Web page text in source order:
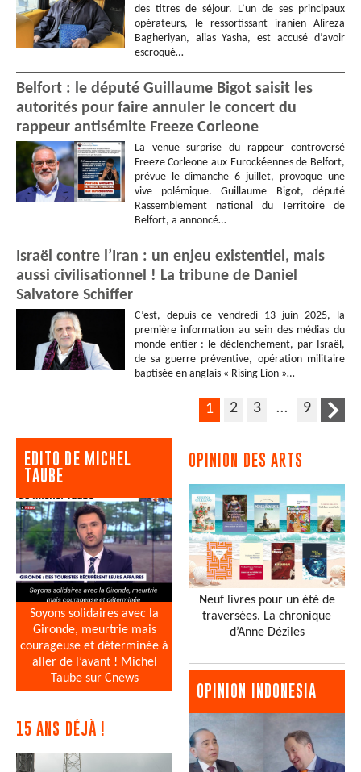
des titres de séjour. L’un de ses principaux
opérateurs, le ressortissant iranien Alireza
Bagheriyan, alias Yasha, est accusé d’avoir
escroqué…
Belfort : le député Guillaume Bigot saisit les
autorités pour faire annuler le concert du
rappeur antisémite Freeze Corleone
La venue surprise du rappeur controversé
Freeze Corleone aux Eurockéennes de Belfort,
prévue le dimanche 6 juillet, provoque une
vive polémique. Guillaume Bigot, député
Rassemblement national du Territoire de
Belfort, a annoncé…
Israël contre l’Iran : un enjeu existentiel, mais
aussi civilisationnel ! La tribune de Daniel
Salvatore Schiffer
C’est, depuis ce vendredi 13 juin 2025, la
première information au sein des médias du
monde entier : le déclenchement, par Israël,
de sa guerre préventive, opération militaire
baptisée en anglais « Rising Lion »…
1 2 3 … 9
EDITO DE MICHEL
TAUBE
Soyons solidaires avec la
Gironde, meurtrie mais
courageuse et déterminée à
aller de l’avant ! Michel
Taube sur Cnews
15 ANS DÉJÀ !
OPINION DES ARTS
Neuf livres pour un été de
traversées. La chronique
d’Anne Dézîles
OPINION INDONESIA